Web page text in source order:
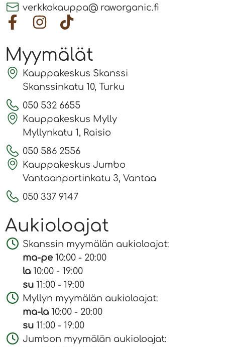
verkkokauppa@ raworganic.fi
Myymälät
Kauppakeskus Skanssi
Skanssinkatu 10, Turku
050 532 6655
Kauppakeskus Mylly
Myllynkatu 1, Raisio
050 586 2556
Kauppakeskus Jumbo
Vantaanportinkatu 3, Vantaa
050 337 9147
Aukioloajat
Skanssin myymälän aukioloajat:
ma-pe 10:00 - 20:00
la 10:00 - 19:00
su 11:00 - 19:00
Myllyn myymälän aukioloajat:
ma-la 10:00 - 20:00
su 11:00 - 19:00
Jumbon myymälän aukioloajat: